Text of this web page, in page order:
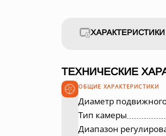
ХАРАКТЕРИСТИКИ
ТЕХНИЧЕСКИЕ
ОБЩИЕ ХАРАКТЕРИСТИКИ
Диаметр
Тип камеры
Диапазон